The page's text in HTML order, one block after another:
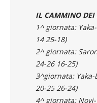
IL CAMMINO DEI
1^ giornata:
14 25-18)
2^ giornata:
24-26 16-25)
3^giornata: Yaka-
20-25 26-24)